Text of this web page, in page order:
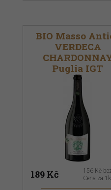
BIO Masso
VERDECA
Puglia IGT
189 Kč 156 Kč
Cena za